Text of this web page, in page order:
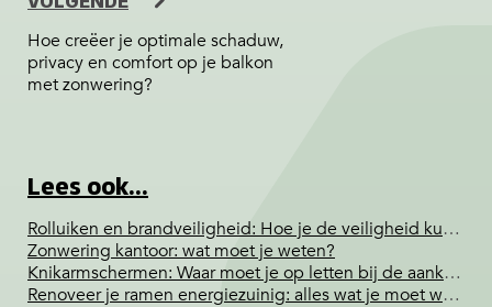
Hoe creëer je optimale schaduw,
privacy en comfort op je balkon
met zonwering?
Lees ook...
Rolluiken en brandveiligheid: Hoe je de veiligheid kunt vergroten
Zonwering kantoor: wat moet je weten?
Knikarmschermen: Waar moet je op letten bij de aankoop van een knikarmscherm?
Renoveer je ramen energiezuinig: alles wat je moet weten